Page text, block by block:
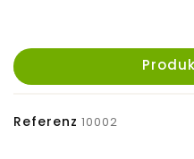
Referenz 10002